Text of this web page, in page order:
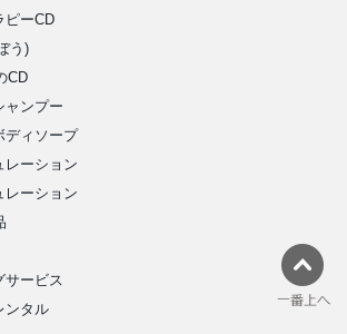
ピーCD
う)
CD
ャンプー
ディソープ
レーション
レーション
サービス
ンタル